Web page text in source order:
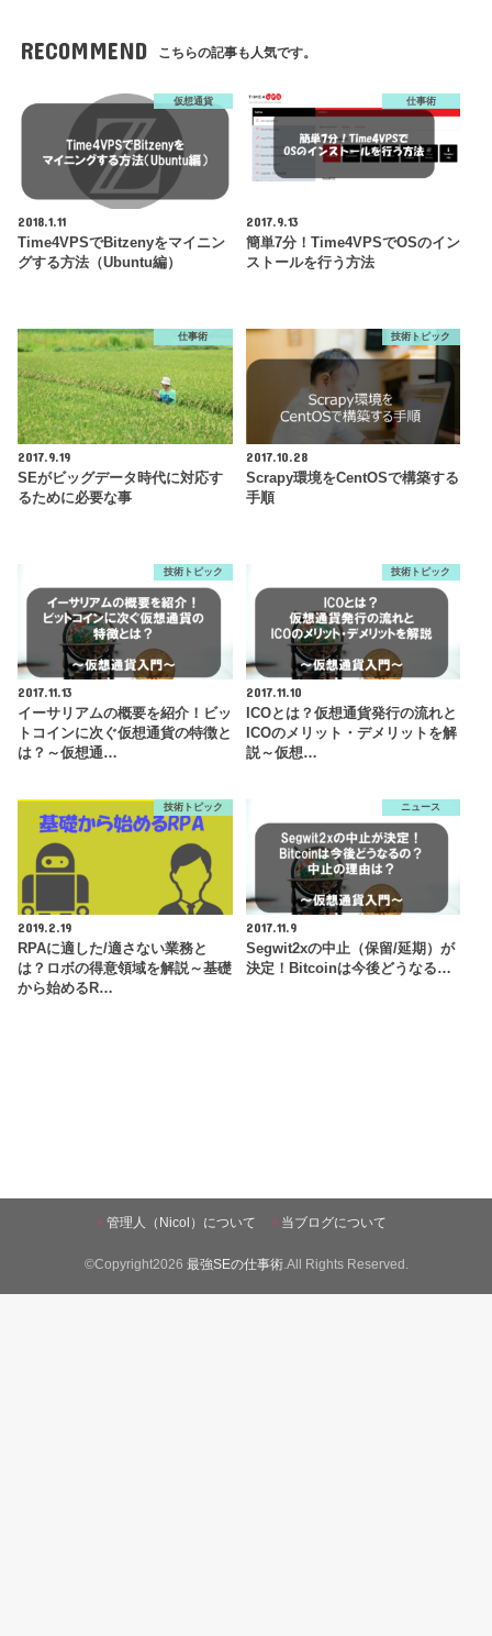
RECOMMEND こちらの記事も人気です。
仮想通貨
2018.1.11
Time4VPSでBitzenyをマイニン
グする方法（Ubuntu編）
仕事術
2017.9.13
簡単7分！Time4VPSでOSのイン
ストールを行う方法
仕事術
2017.9.19
SEがビッグデータ時代に対応す
るために必要な事
技術トピック
2017.10.28
Scrapy環境をCentOSで構築する
手順
技術トピック
2017.11.13
イーサリアムの概要を紹介！ビッ
トコインに次ぐ仮想通貨の特徴と
は？～仮想通…
技術トピック
2017.11.10
ICOとは？仮想通貨発行の流れと
ICOのメリット・デメリットを解
説～仮想…
技術トピック
2019.2.19
RPAに適した/適さない業務と
は？ロボの得意領域を解説～基礎
から始めるR…
ニュース
2017.11.9
Segwit2xの中止（保留/延期）が
決定！Bitcoinは今後どうなる…
管理人（Nicol）について 当ブログについて
©Copyright2026 最強SEの仕事術.All Rights Reserved.